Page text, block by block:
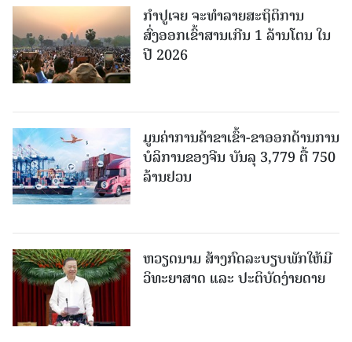
ກຳປູເຈຍ ຈະທຳລາຍສະຖິຕິການ
ສົ່ງອອກເຂົ້າສານເກີນ 1 ລ້ານໂຕນ ໃນ
ປີ 2026
ມູນຄ່າການຄ້າຂາເຂົ້າ-ຂາອອກດ້ານການ
ບໍລິການຂອງຈີນ ບັນລຸ 3,779 ຕື້ 750
ລ້ານຢວນ
ຫວຽດນາມ ສ້າງກົດລະບຽບພັກໃຫ້ມີ
ວິທະຍາສາດ ແລະ ປະຕິບັດງ່າຍດາຍ